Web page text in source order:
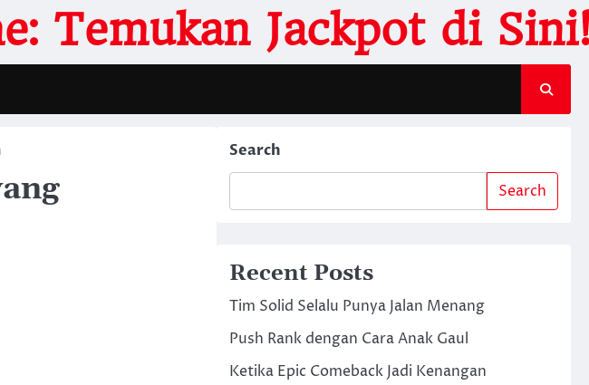
Temukan Jackpot di
Search
Search
Recent Posts
Tim Solid Selalu Punya Jalan Menang
Push Rank dengan Cara Anak Gaul
Ketika Epic Comeback Jadi Kenangan